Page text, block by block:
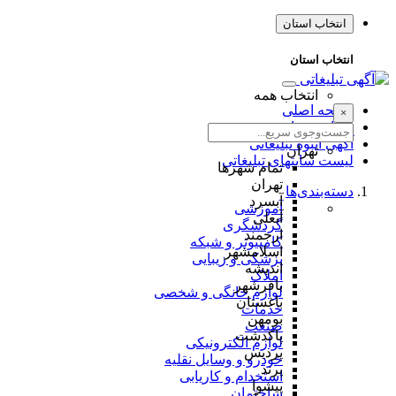
انتخاب استان
انتخاب استان
انتخاب همه
×
تهران
تمام شهر‌ها
تهران
آبسرد
آبعلی
ارجمند
اسلامشهر
اندیشه
باقرشهر
باغستان
بومهن
پاکدشت
پردیس
پرند
پیشوا
صفحه اصلی
طراحی سایت
آگهی انبوه تبلیغاتی
لیست سایتهای تبلیغاتی
دسته‌بندی‌ها
آموزشی
گردشگری
کامپیوتر و شبکه
پزشکی و زیبایی
املاک
لوازم خانگی و شخصی
خدمات
صنعت
لوازم الکترونیکی
خودرو و وسایل نقلیه
استخدام و کاریابی
ساختمان